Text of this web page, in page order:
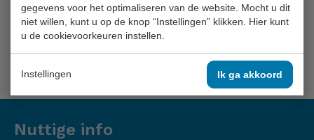
gegevens voor het optimaliseren van de website. Mocht u dit
niet willen, kunt u op de knop “Instellingen” klikken. Hier kunt
u de cookievoorkeuren instellen.
Instellingen Ik ga akkoord
Nuttige info